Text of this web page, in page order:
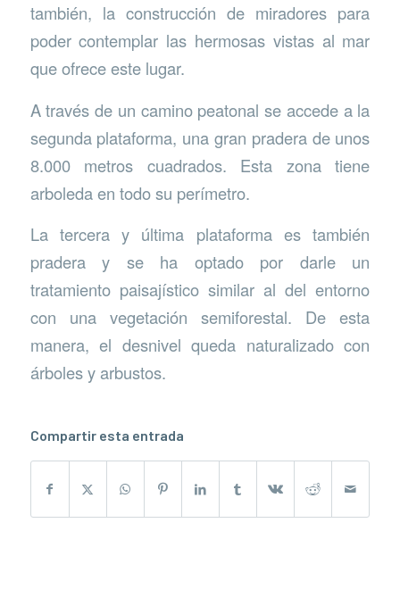
también, la construcción de miradores para
poder contemplar las hermosas vistas al mar
que ofrece este lugar.
A través de un camino peatonal se accede a la
segunda plataforma, una gran pradera de unos
8.000 metros cuadrados. Esta zona tiene
arboleda en todo su perímetro.
La tercera y última plataforma es también
pradera y se ha optado por darle un
tratamiento paisajístico similar al del entorno
con una vegetación semiforestal. De esta
manera, el desnivel queda naturalizado con
árboles y arbustos.
Compartir esta entrada